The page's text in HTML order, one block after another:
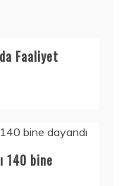
Faaliyet
140 bine